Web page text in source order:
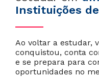
Instituições
Ao voltar a estudar,
conquistou, conta
e se prepara para
oportunidades no